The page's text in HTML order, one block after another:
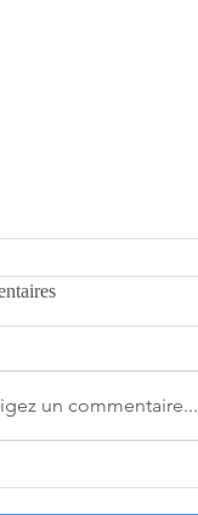
un commentaire...